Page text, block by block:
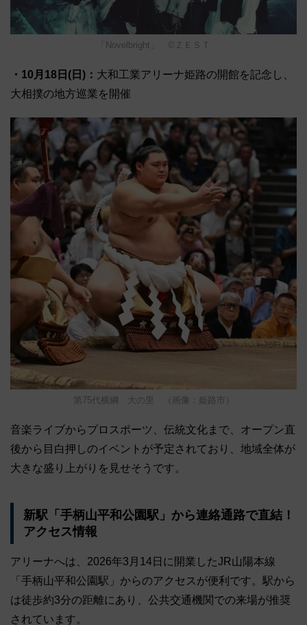
「Novelbright」 ©ＺＥＳＴ
・10月18日(日)： 大和工業アリーナ姫路の開館を記念し、
大相撲の地方巡業を開催
第75代横綱 大の里 （画像：姫路市）
音楽ライブからプロスポーツ、伝統文化まで、オープン直
後から目白押しのイベントが予定されており、地域全体が
大きな盛り上がりを見せそうです。
新駅「手柄山平和公園駅」から連絡通路で直結！
アクセス情報
アリーナへは、2026年3月14日に開業したJR山陽本線
「手柄山平和公園駅」からのアクセスが便利です。駅から
は徒歩約3分の距離にあり、公共交通機関での来場が推奨
されています。